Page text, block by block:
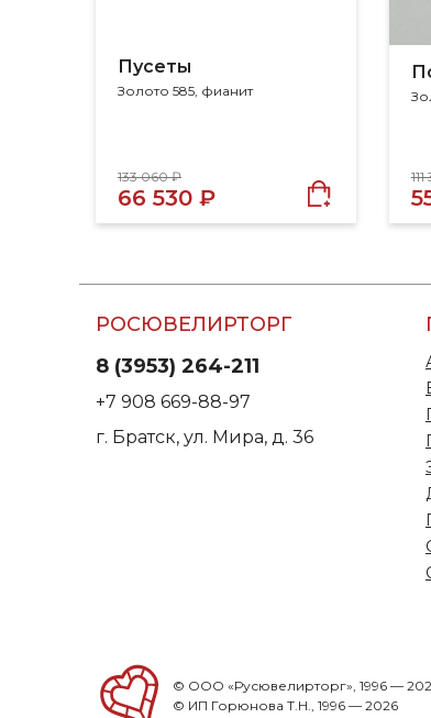
Пусеты
Золото 585, фианит
133 060 ₽
66 530 ₽
РОСЮВЕЛИРТОРГ
8 (3953) 264-211
+7 908 669-88-97
г. Братск, ул. Мира, д. 36
© ООО «Русювелирторг», 1996 —
© ИП Горюнова Т.Н., 1996 — 2026